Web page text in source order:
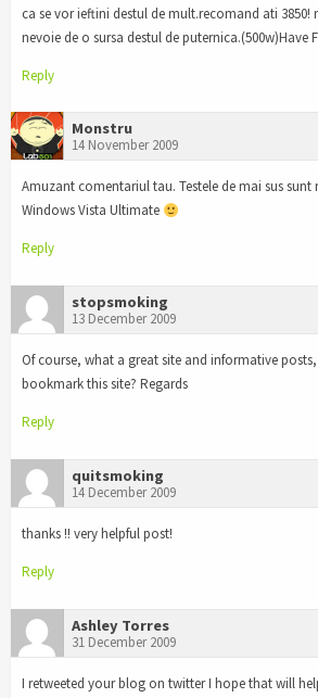
ca se vor ieftini destul de mult.recomand ati 3850!
nevoie de o sursa destul de puternica.(500w)Have
Reply
Monstru
14 November 2009
Amuzant comentariul tau. Testele de mai sus sunt
Windows Vista Ultimate
Reply
stopsmoking
13 December 2009
Of course, what a great site and informative
bookmark this site? Regards
Reply
quitsmoking
14 December 2009
thanks !! very helpful post!
Reply
Ashley Torres
31 December 2009
I retweeted your blog on twitter I hope that will